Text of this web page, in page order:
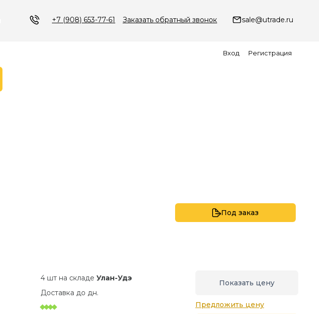
+7 (908) 653-77-61 Заказать обратный звонок sale@utrade.ru
Вход Регистрация
Под заказ
4 шт на складе Улан-Удэ
Доставка до дн.
Показать цену
Предложить цену